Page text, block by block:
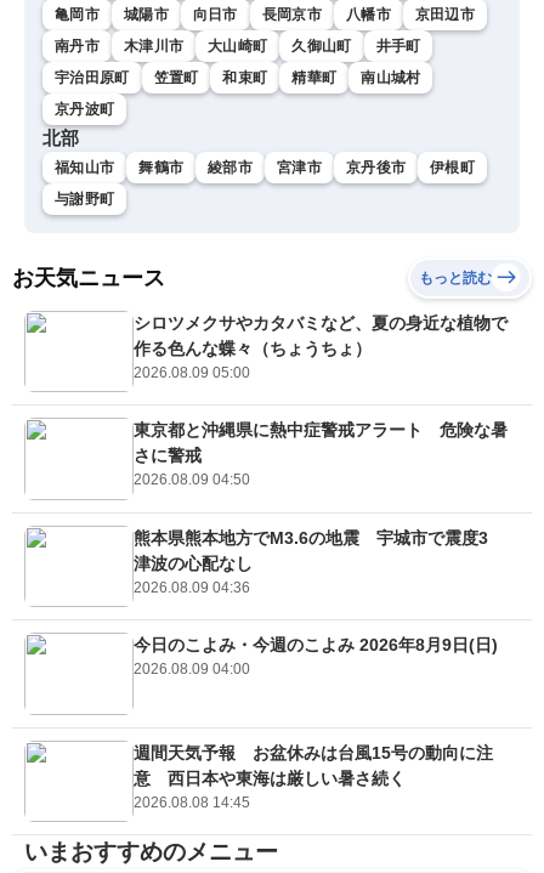
亀岡市 城陽市 向日市 長岡京市 八幡市
京田辺市
南丹市
木津川市 大山崎町 久御山町
井手町
宇治田原町
笠置町 和束町 精華町
南山城村
京丹波町
北部
福知山市 舞鶴市 綾部市 宮津市 京丹後市
伊根町
与謝野町
お天気ニュース もっと読む
シロツメクサやカタバミなど、夏の身近な植物で
作る色んな蝶々（ちょうちょ）
2026.08.09 05:00
東京都と沖縄県に熱中症警戒アラート 危険な暑
さに警戒
2026.08.09 04:50
熊本県熊本地方でM3.6の地震 宇城市で震度3
津波の心配なし
2026.08.09 04:36
今日のこよみ・今週のこよみ 2026年8月9日(日)
2026.08.09 04:00
週間天気予報 お盆休みは台風15号の動向に注
意 西日本や東海は厳しい暑さ続く
2026.08.08 14:45
いまおすすめのメニュー